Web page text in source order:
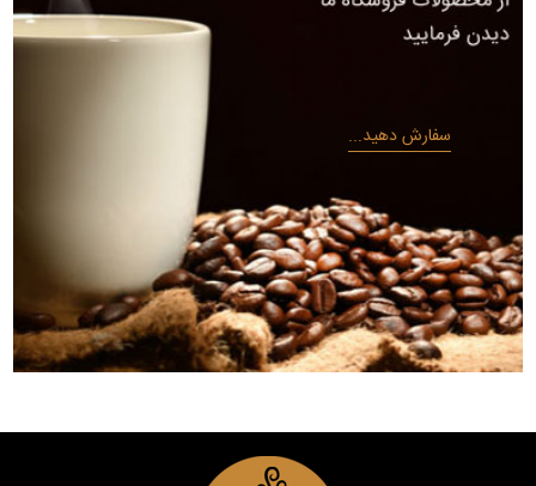
سفارش دهید...